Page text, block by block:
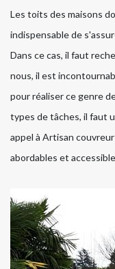
Les toits des maisons
indispensable de
Dans ce cas, il faut
nous, il est
pour réaliser ce genre
types de tâches, il faut
appel à Artisan
abordables et